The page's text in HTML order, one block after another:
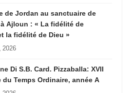
de Jordan au sanctuaire de
Ajloun : « La fidélité de
la fidélité de Dieu »
Di S.B. Card. Pizzaballa: XVII
du Temps Ordinaire, année A